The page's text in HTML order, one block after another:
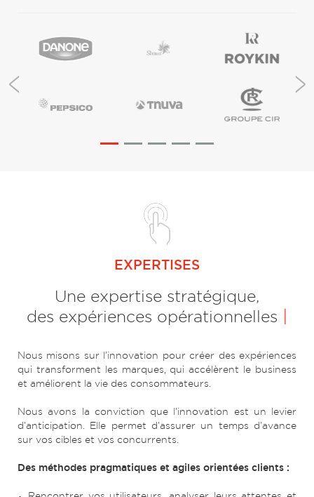
EXPERTISES
Une expertise stratégique,
des expériences opérationnelles
Nous misons sur l’innovation pour créer des expériences
qui transforment les marques, qui accélèrent le business
et améliorent la vie des consommateurs.
Nous avons la conviction que l’innovation est un levier
d’anticipation. Elle permet d’assurer un temps d’avance
sur vos cibles et vos concurrents.
Des méthodes pragmatiques et agiles orientées clients :